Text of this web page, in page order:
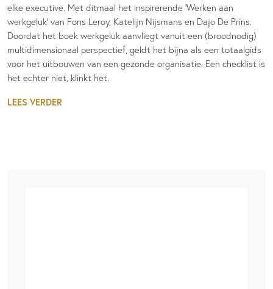
elke executive. Met ditmaal het inspirerende ‘Werken aan
werkgeluk’ van Fons Leroy, Katelijn Nijsmans en Dajo De Prins.
Doordat het boek werkgeluk aanvliegt vanuit een (broodnodig)
multidimensionaal perspectief, geldt het bijna als een totaalgids
voor het uitbouwen van een gezonde organisatie. Een checklist is
het echter niet, klinkt het.
LEES VERDER